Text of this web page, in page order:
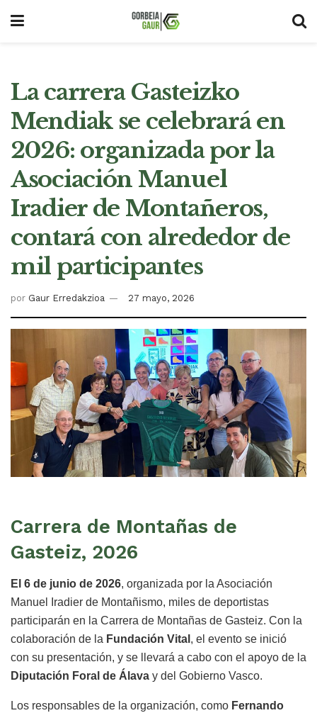
La carrera Gasteizko
Mendiak se celebrará en
2026: organizada por la
Asociación Manuel
Iradier de Montañeros,
contará con alrededor de
mil participantes
por Gaur Erredakzioa 27 mayo, 2026
Carrera de Montañas de
Gasteiz, 2026
El 6 de junio de 2026, organizada por la Asociación
Manuel Iradier de Montañismo, miles de deportistas
participarán en la Carrera de Montañas de Gasteiz. Con la
colaboración de la Fundación Vital , el evento se inició
con su presentación, y se llevará a cabo con el apoyo de la
Diputación Foral de Álava y del Gobierno Vasco.
Los responsables de la organización, como Fernando